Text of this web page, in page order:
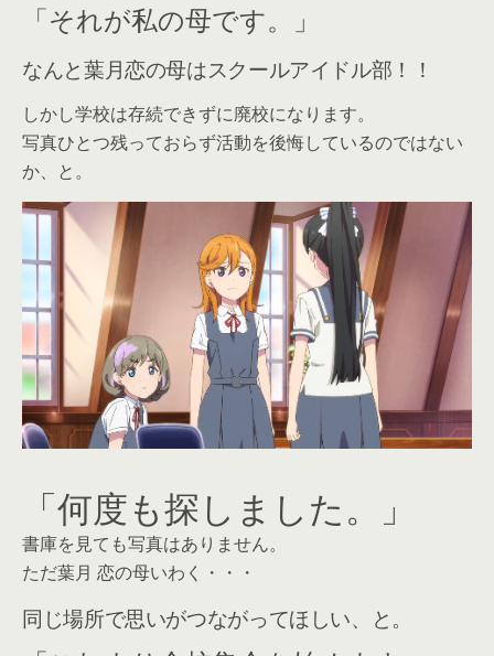
「それが私の母です。」
なんと葉月恋の母はスクールアイドル部！！
しかし学校は存続できずに廃校になります。
写真ひとつ残っておらず活動を後悔しているのではない
か、と。
「何度も探しました。」
書庫を見ても写真はありません。
ただ葉月 恋の母いわく・・・
同じ場所で思いがつながってほしい、と。